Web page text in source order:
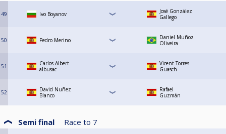
49 Ivo Boyanov
José González
Gallego
50 Pedro Merino
Daniel Muñoz
Oliveira
51
Carlos Albert
albusac
Vicent Torres
Guasch
52
David Nuñez
Blanco
Rafael
Guzmán
Semi final Race to 7